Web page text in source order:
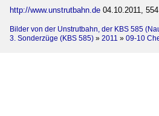
http://www.unstrutbahn.de 04.10.2011,
Bilder von der Unstrutbahn, der KBS 585
3. Sonderzüge (KBS 585) » 2011 » 09-10